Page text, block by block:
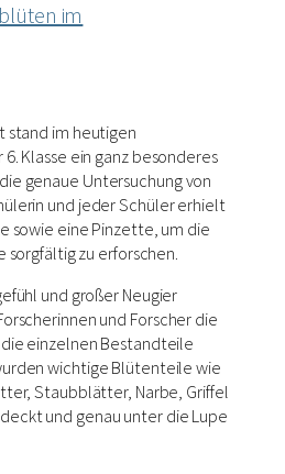
im
stand im heutigen
Klasse ein ganz besonderes
genaue Untersuchung von
und jeder Schüler erhielt
sowie eine Pinzette, um die
zu erforschen.
und großer Neugier
und Forscher die
einzelnen Bestandteile
wichtige Blütenteile wie
Staubblätter, Narbe, Griffel
und genau unter die Lupe